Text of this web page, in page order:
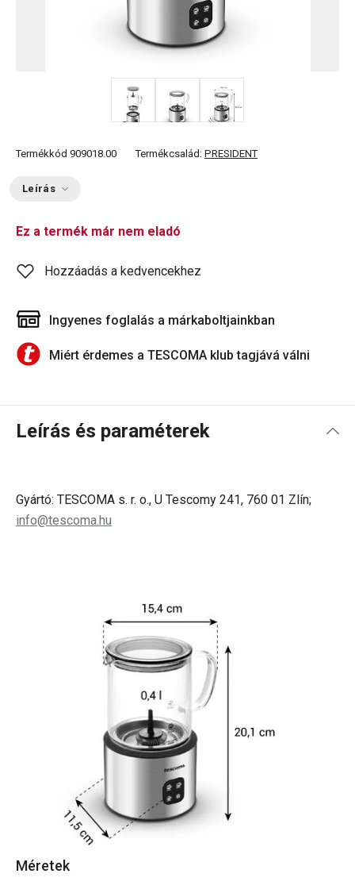
Termékkód 909018.00 Termékcsalád: PRESIDENT
Leírás
Ez a termék már nem eladó
Hozzáadás a kedvencekhez
Ingyenes foglalás a márkaboltjainkban
Miért érdemes a TESCOMA klub tagjává válni
Leírás és paraméterek
Gyártó: TESCOMA s. r. o., U Tescomy 241, 760 01 Zlín;
info@tescoma.hu
Méretek